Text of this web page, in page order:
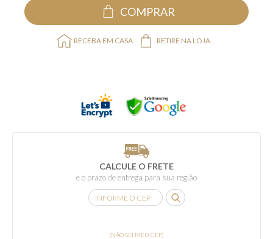
COMPRAR
RECEBA EM CASA RETIRE NA LOJA
CALCULE O FRETE
e o prazo de entrega para sua região
(NÃO SEI MEU CEP)